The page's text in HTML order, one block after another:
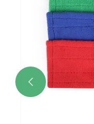
Ver más >>
